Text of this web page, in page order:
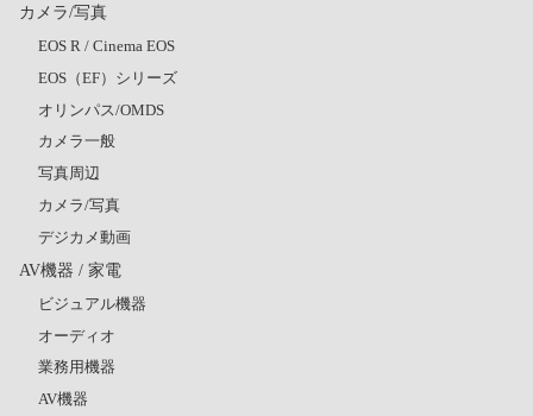
カメラ/写真
EOS R / Cinema EOS
EOS（EF）シリーズ
オリンパス/OMDS
カメラ一般
写真周辺
カメラ/写真
デジカメ動画
AV機器 / 家電
ビジュアル機器
オーディオ
業務用機器
AV機器